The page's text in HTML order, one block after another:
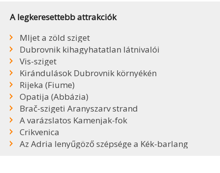
A legkeresettebb attrakciók
Mljet a zöld sziget
Dubrovnik kihagyhatatlan látnivalói
Vis-sziget
Kirándulások Dubrovnik környékén
Rijeka (Fiume)
Opatija (Abbázia)
Brač-szigeti Aranyszarv strand
A varázslatos Kamenjak-fok
Crikvenica
Az Adria lenyűgöző szépsége a Kék-barlang